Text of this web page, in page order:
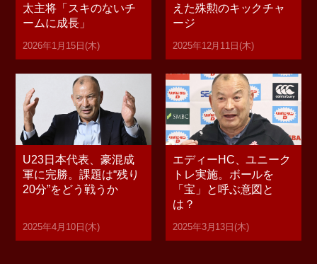
太主将「スキのないチ
ームに成長」
2026年1月15日(木)
えた殊勲のキックチャ
ージ
2025年12月11日(木)
U23日本代表、豪混成
軍に完勝。課題は“残り
20分”をどう戦うか
2025年4月10日(木)
エディーHC、ユニーク
トレ実施。ボールを
「宝」と呼ぶ意図と
は？
2025年3月13日(木)